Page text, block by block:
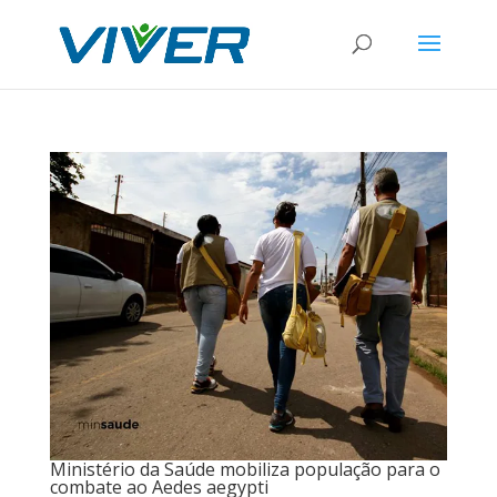
Ministério da Saúde mobiliza população para o
combate ao Aedes aegypti